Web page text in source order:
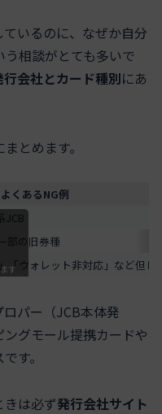
いるのに、なぜか自分
相談がとても多いで
行会社とカード種別にあ
とめます。
よくあるNG例
JCB
部の旧券種
「ウォレット非対応」など但し
す
パー（JCB本体発
グモール提携カードや
す。
は必ず発行会社サイト